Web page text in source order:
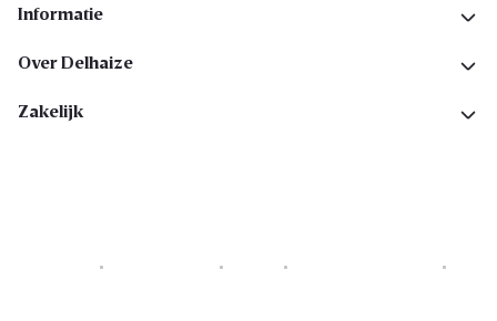
Informatie
Over Delhaize
Zakelijk